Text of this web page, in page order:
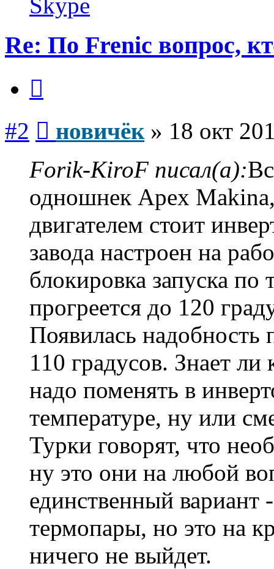
Skype
Re: По Frenic вопрос,
#2 новичёк» 18 окт
Forik-KiroF писал(а):
одношнек Apex
двигателем стоит
завода настроен на
блокировка запуска по
прогреется до 120
Появилась надобность
110 градусов. Знает ли
надо поменять в
температуре, ну или
Турки говорят, что
ну это они на любой
единственный вариант
термопары, но это на
ничего не выйдет.